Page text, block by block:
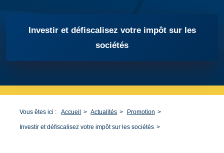
Investir et défiscalisez votre impôt sur les
sociétés
Vous êtes ici : Accueil Actualités Promotion
Investir et défiscalisez votre impôt sur les sociétés